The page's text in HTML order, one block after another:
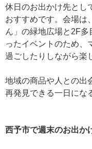
休日のお出かけ先とし
おすすめです。 会場は
ん」の緑地広場と2F多
ったイベントのため、
過ごしたりしながら楽
地域の商品や人との出
再発見できる一日にな
西予市で週末のお出か